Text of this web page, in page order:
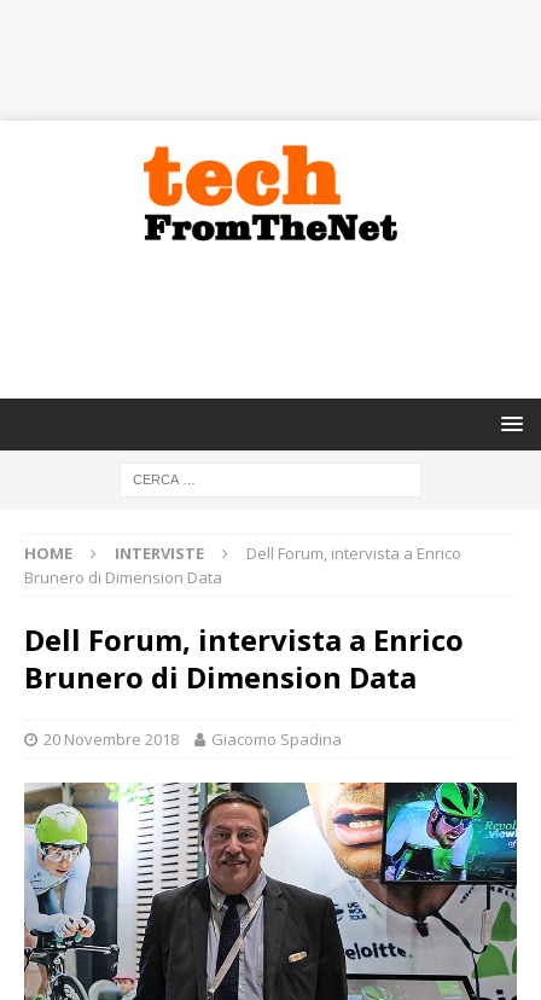
HOME INTERVISTE
Dell Forum, intervista a Enrico
Brunero di Dimension Data
Dell Forum, intervista a Enrico
Brunero di Dimension Data
20 Novembre 2018 Giacomo Spadina